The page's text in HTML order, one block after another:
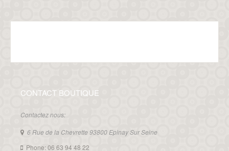
CONTACT BOUTIQUE
Contactez nous:
6 Rue de la Chevrette 93800 Epinay Sur Seine
Phone: 06 63 94 48 22